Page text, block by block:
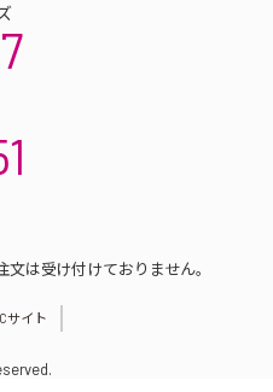
は受け付けておりません。
サイト